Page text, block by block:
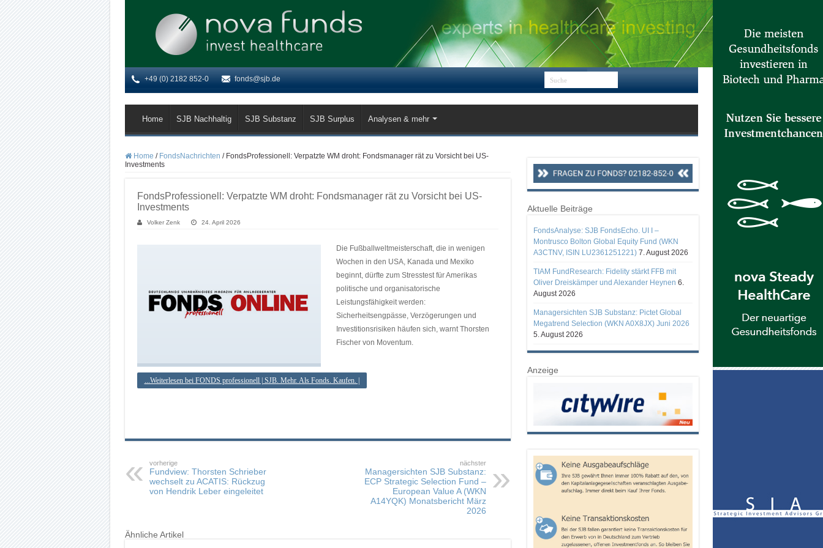
+49 (0) 2182 852-0 fonds@sjb.de
Home SJB Nachhaltig SJB Substanz SJB Surplus Analysen & mehr
Home / FondsNachrichten / FondsProfessionell: Verpatzte WM droht: Fondsmanager rät zu Vorsicht bei US-
Investments
FondsProfessionell: Verpatzte WM droht: Fondsmanager rät zu Vorsicht bei US-
Investments
Volker Zenk 24. April 2026
Die Fußballweltmeisterschaft, die in wenigen
Wochen in den USA, Kanada und Mexiko
beginnt, dürfte zum Stresstest für Amerikas
politische und organisatorische
Leistungsfähigkeit werden:
Sicherheitsengpässe, Verzögerungen und
Investitionsrisiken häufen sich, warnt Thorsten
Fischer von Moventum.
...Weiterlesen bei FONDS professionell | SJB. Mehr. Als Fonds. Kaufen. |
vorherige
Fundview: Thorsten Schrieber
wechselt zu ACATIS: Rückzug
von Hendrik Leber eingeleitet
nächster
Managersichten SJB Substanz:
ECP Strategic Selection Fund –
European Value A (WKN
A14YQK) Monatsbericht März
2026
Ähnliche Artikel
Aktuelle Beiträge
FondsAnalyse: SJB FondsEcho. UI I –
Montrusco Bolton Global Equity Fund (WKN
A3CTNV, ISIN LU2361251221) 7. August 2026
TIAM FundResearch: Fidelity stärkt FFB mit
Oliver Dreiskämper und Alexander Heynen 6.
August 2026
Managersichten SJB Substanz: Pictet Global
Megatrend Selection (WKN A0X8JX) Juni 2026
5. August 2026
Anzeige